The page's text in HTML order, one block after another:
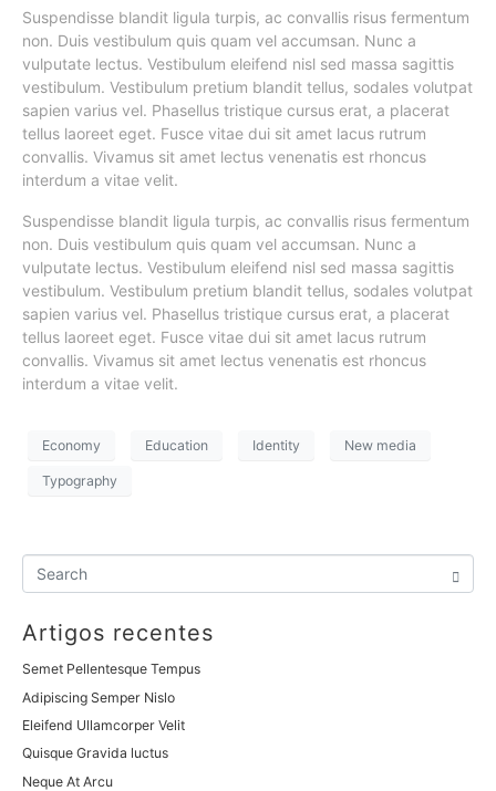
Suspendisse blandit ligula turpis, ac convallis risus fermentum
non. Duis vestibulum quis quam vel accumsan. Nunc a
vulputate lectus. Vestibulum eleifend nisl sed massa sagittis
vestibulum. Vestibulum pretium blandit tellus, sodales volutpat
sapien varius vel. Phasellus tristique cursus erat, a placerat
tellus laoreet eget. Fusce vitae dui sit amet lacus rutrum
convallis. Vivamus sit amet lectus venenatis est rhoncus
interdum a vitae velit.
Suspendisse blandit ligula turpis, ac convallis risus fermentum
non. Duis vestibulum quis quam vel accumsan. Nunc a
vulputate lectus. Vestibulum eleifend nisl sed massa sagittis
vestibulum. Vestibulum pretium blandit tellus, sodales volutpat
sapien varius vel. Phasellus tristique cursus erat, a placerat
tellus laoreet eget. Fusce vitae dui sit amet lacus rutrum
convallis. Vivamus sit amet lectus venenatis est rhoncus
interdum a vitae velit.
Economy Education Identity New media
Typography
Artigos recentes
Semet Pellentesque Tempus
Adipiscing Semper Nislo
Eleifend Ullamcorper Velit
Quisque Gravida luctus
Neque At Arcu